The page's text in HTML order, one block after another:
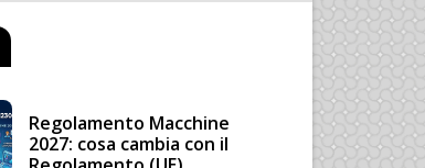
Regolamento Macchine
2027: cosa cambia con il